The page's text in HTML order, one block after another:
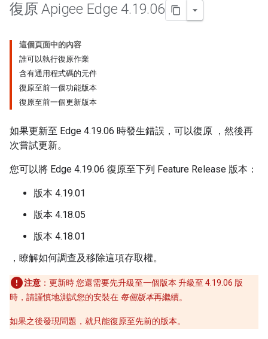
復原 Apigee Edge 4.19.06
這個頁面中的內容
誰可以執行復原作業
含有通用程式碼的元件
復原至前一個功能版本
復原至前一個更新版本
如果更新至 Edge 4.19.06 時發生錯誤，可以復原 ，然後再
次嘗試更新。
您可以將 Edge 4.19.06 復原至下列 Feature Release 版本：
版本 4.19.01
版本 4.18.05
版本 4.18.01
，瞭解如何調查及移除這項存取權。
注意 ：更新時 您還需要先升級至一個版本 升級至 4.19.06 版
時，請謹慎地測試您的安裝在 每個版本再繼續。
如果之後發現問題，就只能復原至先前的版本。